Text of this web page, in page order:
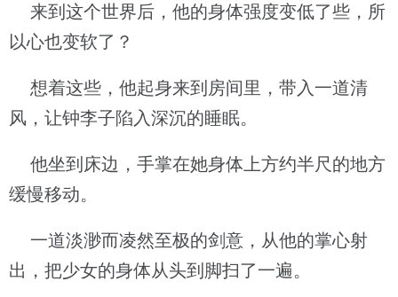
来到这个世界后，他的身体强度变低了些，所
以心也变软了？
想着这些，他起身来到房间里，带入一道清
风，让钟李子陷入深沉的睡眠。
他坐到床边，手掌在她身体上方约半尺的地方
缓慢移动。
一道淡渺而凌然至极的剑意，从他的掌心射
出，把少女的身体从头到脚扫了一遍。